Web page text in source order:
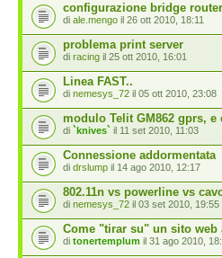
configurazione bridge router
di ale.mengo il 26 ott 2010, 18:11
problema print server
di racing il 25 ott 2010, 16:01
Linea FAST..
di nemesys_72 il 05 ott 2010, 23:08
modulo Telit GM862 gprs,
di `knives` il 11 set 2010, 11:03
Connessione addormentata
di drslump il 14 ago 2010, 12:17
802.11n vs powerline vs
di nemesys_72 il 03 set 2010, 19:55
Come "tirar su" un sito
di tonertemplum il 31 ago 2010,